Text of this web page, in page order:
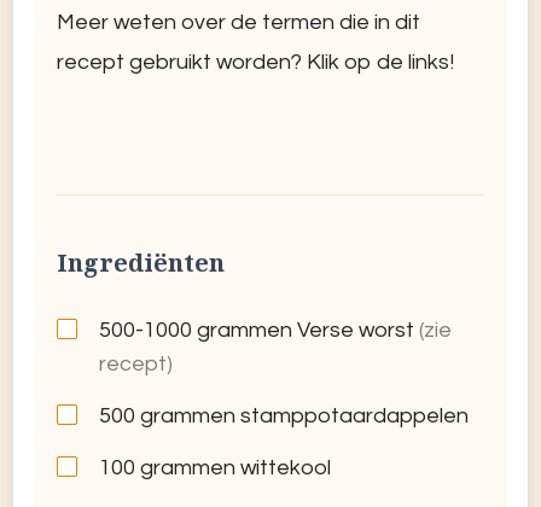
Meer weten over de termen die in dit
recept gebruikt worden? Klik op de links!
Ingrediënten
500-1000 grammen Verse worst (zie
recept)
500 grammen stamppotaardappelen
100 grammen wittekool